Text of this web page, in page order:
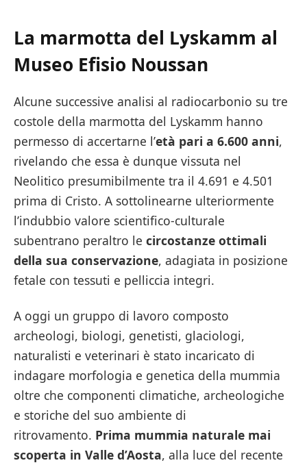
La marmotta del Lyskamm al
Museo Efisio Noussan
Alcune successive analisi al radiocarbonio su tre
costole della marmotta del Lyskamm hanno
permesso di accertarne l’età pari a 6.600 anni,
rivelando che essa è dunque vissuta nel
Neolitico presumibilmente tra il 4.691 e 4.501
prima di Cristo. A sottolinearne ulteriormente
l’indubbio valore scientifico-culturale
subentrano peraltro le circostanze ottimali
della sua conservazione, adagiata in posizione
fetale con tessuti e pelliccia integri.
A oggi un gruppo di lavoro composto
archeologi, biologi, genetisti, glaciologi,
naturalisti e veterinari è stato incaricato di
indagare morfologia e genetica della mummia
oltre che componenti climatiche, archeologiche
e storiche del suo ambiente di
ritrovamento. Prima mummia naturale mai
scoperta in Valle d’Aosta, alla luce del recente